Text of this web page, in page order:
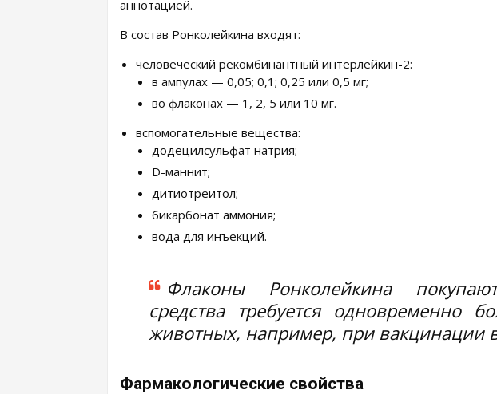
аннотацией.
В состав Ронколейкина входят:
человеческий рекомбинантный интерлейкин-2:
в ампулах — 0,05; 0,1; 0,25 или 0,5 мг;
во флаконах — 1, 2, 5 или 10 мг.
вспомогательные вещества:
додецилсульфат натрия;
D-маннит;
дитиотреитол;
бикарбонат аммония;
вода для инъекций.
Флаконы Ронколейкина
средства требуется одновременно
животных, например, при вакцинации
Фармакологические свойства